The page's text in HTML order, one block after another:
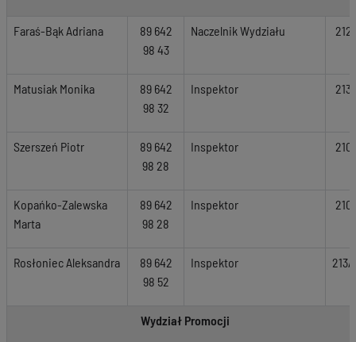
Faraś-Bąk Adriana
89 642
98 43
Naczelnik Wydziału 212
Matusiak Monika
89 642
98 32
Inspektor 213
Szerszeń Piotr
89 642
98 28
Inspektor 210
Kopańko-Zalewska
Marta
89 642
98 28
Inspektor 210
Rosłoniec Aleksandra
89 642
98 52
Inspektor 213A
Wydział Promocji